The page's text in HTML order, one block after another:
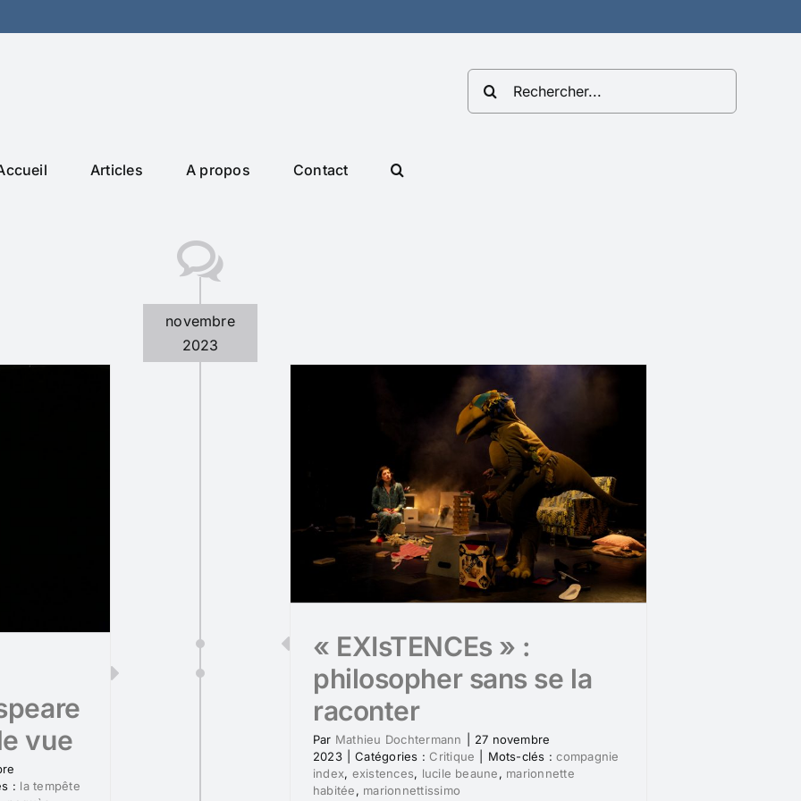
Articles A propos Contact
novembre
2023
vue
: la tempête
« EXIsTENCEs » :
philosopher sans se la
raconter
Par Mathieu Dochtermann
27 novembre
2023
Catégories : Critique Mots-clés :compagnie
index, existences, lucile beaune, marionnette
habitée, marionnettissimo